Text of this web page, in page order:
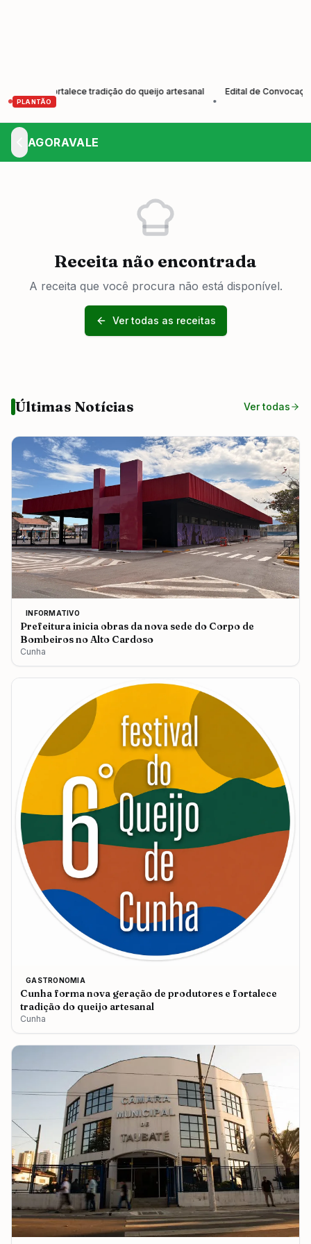
PLANTÃO
e fortalece tradição do queijo artesanal
Edital de Convocação
AGORAVALE
Receita não encontrada
A receita que você procura não está disponível.
Ver todas as receitas
Últimas Notícias Ver todas
INFORMATIVO
Prefeitura inicia obras da nova sede do Corpo de
Bombeiros no Alto Cardoso
Cunha
GASTRONOMIA
Cunha forma nova geração de produtores e fortalece
tradição do queijo artesanal
Cunha